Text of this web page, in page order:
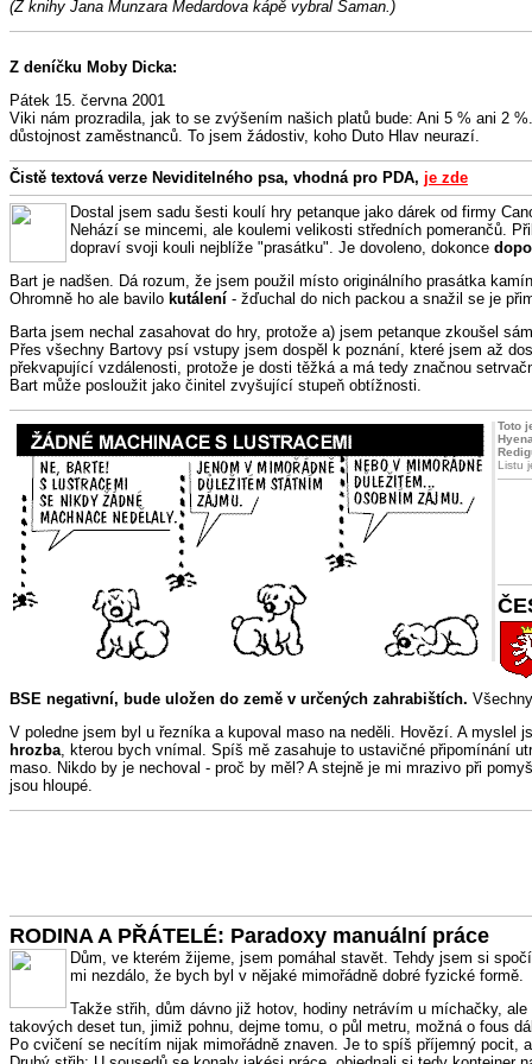
(Z knihy Jana Munzara Medardova kápě vybral Šaman.)
Z deníčku Moby Dicka:
Pátek 15. června 2001
Viki nám prozradila, jak to se zvýšením našich platů bude: Ani 5 % ani 2
důstojnost zaměstnanců. To jsem žádostiv, koho Duto Hlav neurazí.
Čistě textová verze Neviditelného psa, vhodná pro PDA, je zde
BSE negativní, bude uložen do země v určených zahrabištích.
V poledne jsem byl u řezníka a kupoval maso na neděli. Hovězí. A
hrozba , kterou bych vnímal. Spíš mě zasahuje to ustavičné připomínání
maso. Nikdo by je nechoval - proč by měl? A stejně je mi mrazivo při
jsou hloupé.
RODINA A PŘÁTELÉ: Paradoxy manuální práce
Dům, ve kterém žijeme, jsem pomáhal stavět. Tehdy jsem si
mi nezdálo, že bych byl v nějaké mimořádně dobré fyzické formě.
Takže střih, dům dávno již hotov, hodiny netrávím u míchačky,
takových deset tun, jimiž pohnu, dejme tomu, o půl metru, možná o fous
Po cvičení se necítím nijak mimořádně znaven. Je to spíš příjemný pocit,
Dostal jsem sadu šesti koulí hry petanque jako dárek od firmy
Nehází se mincemi, ale koulemi velikosti středních pomerančů.
dopraví svoji kouli nejblíže "prasátku". Je dovoleno, dokonce
Bart je nadšen. Dá rozum, že jsem použil místo originálního prasátka
Ohromně ho ale bavilo kutálení - žďuchal do nich packou a snažil se je
Barta jsem nechal zasahovat do hry, protože a) jsem petanque zkoušel
Přes všechny Bartovy psí vstupy jsem dospěl k poznání, které jsem až
překvapující vzdálenosti, protože je dosti těžká a má tedy značnou
Bart může posloužit jako činitel zvyšující stupeň obtížnosti.
Toto
Listu